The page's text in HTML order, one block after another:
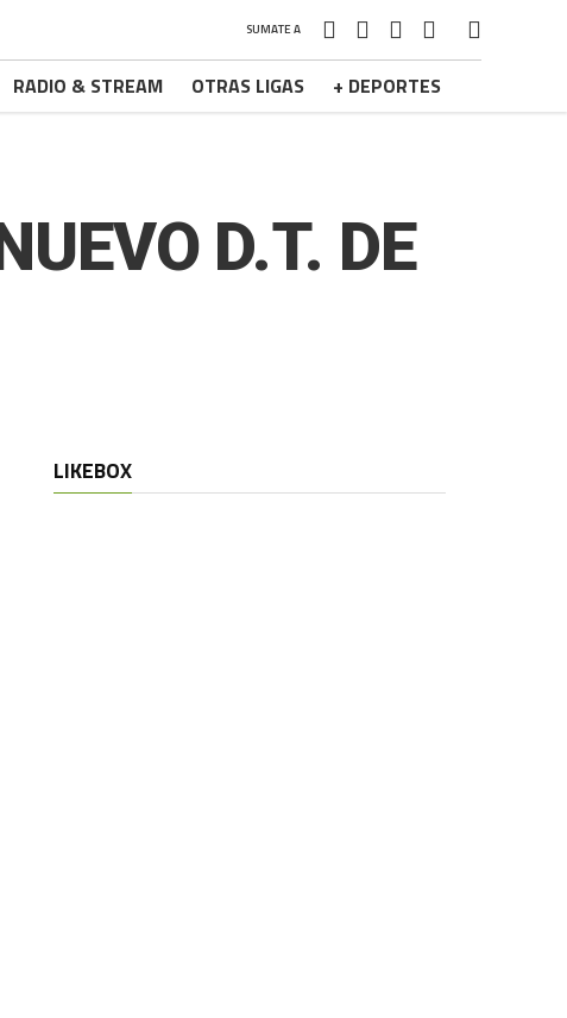
SUMATE A
RADIO & STREAM OTRAS LIGAS + DEPORTES
D.T. DE
LIKEBOX